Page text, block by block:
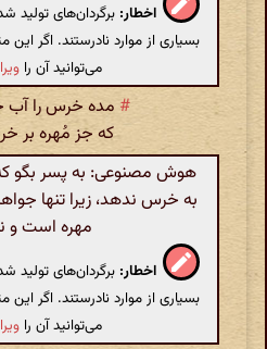
اخطار: برگردان‌های
بسیاری از موارد نادرستند. اگر
می‌توانید آن را
# مده خرس را آب
که جز مُهره بر
هوش مصنوعی: به پسر بگو
به خرس ندهد، زیرا تنها
مهره است و
اخطار: برگردان‌های
بسیاری از موارد نادرستند. اگر
می‌توانید آن را